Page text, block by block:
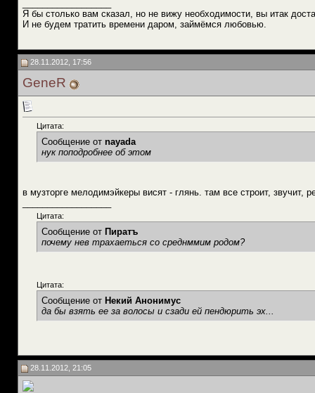
Я бы столько вам сказал, но не вижу необходимости, вы итак
И не будем тратить времени даром, займёмся любовью.
28.11.2012, 17:56
GeneR
Цитата:
Сообщение от nayada
нук поподробнее об этом
в музторге мелодимэйкеры висят - глянь. там все строит, звучит,
Цитата:
Сообщение от Пиратъ
почему нев трахаеться со среднммим родом?
Цитата:
Сообщение от Некий Анонимус
да бы взять ее за волосы и сзади ей пендюрить эх...
28.11.2012, 21:05